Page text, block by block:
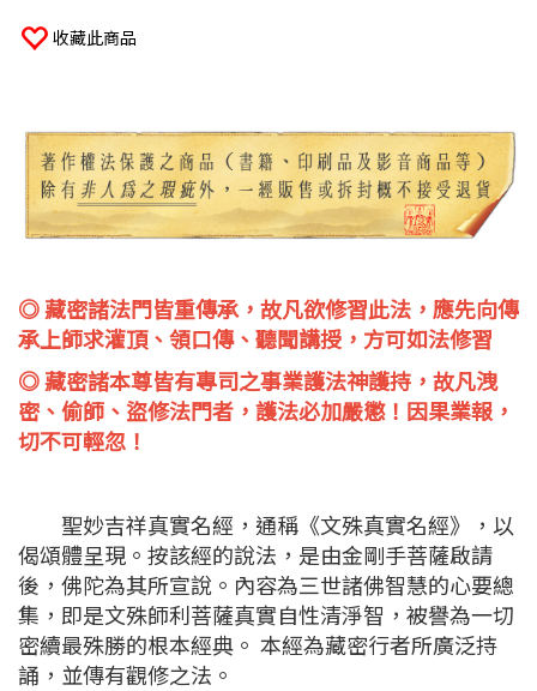
收藏此商品
◎ 藏密諸法門皆重傳承，故凡欲修習此法，應先向傳
承上師求灌頂、領口傳、聽聞講授，方可如法修習
◎ 藏密諸本尊皆有專司之事業護法神護持，故凡洩
密、偷師、盜修法門者，護法必加嚴懲！因果業報，
切不可輕忽！
聖妙吉祥真實名經，通稱《文殊真實名經》，以
偈頌體呈現。按該經的說法，是由金剛手菩薩啟請
後，佛陀為其所宣說。內容為三世諸佛智慧的心要總
集，即是文殊師利菩薩真實自性清淨智，被譽為一切
密續最殊勝的根本經典。 本經為藏密行者所廣泛持
誦，並傳有觀修之法。